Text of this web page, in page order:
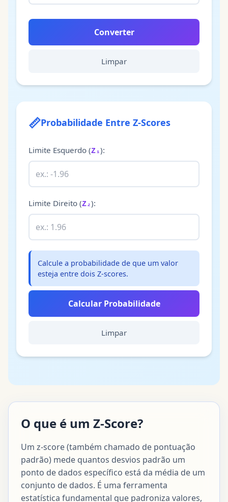
Converter
Limpar
📏Probabilidade Entre Z-Scores
Limite Esquerdo (Z₁):
Limite Direito (Z₂):
Calcule a probabilidade de que um valor
esteja entre dois Z-scores.
Calcular Probabilidade
Limpar
O que é um Z-Score?
Um z-score (também chamado de pontuação
padrão) mede quantos desvios padrão um
ponto de dados específico está da média de um
conjunto de dados. É uma ferramenta
estatística fundamental que padroniza valores,